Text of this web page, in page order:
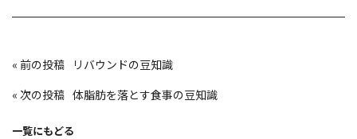
投
稿
ゲ
ョ
«
リバウンドの豆知識
«
体脂肪を落とす食事の豆知識
一覧にもどる